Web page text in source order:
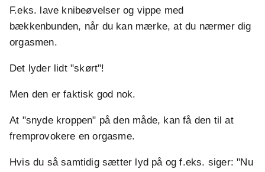
F.eks. lave knibeøvelser og vippe med
bækkenbunden, når du kan mærke, at du nærmer dig
orgasmen.
Det lyder lidt "skørt"!
Men den er faktisk god nok.
At "snyde kroppen" på den måde, kan få den til at
fremprovokere en orgasme.
Hvis du så samtidig sætter lyd på og f.eks. siger: "Nu